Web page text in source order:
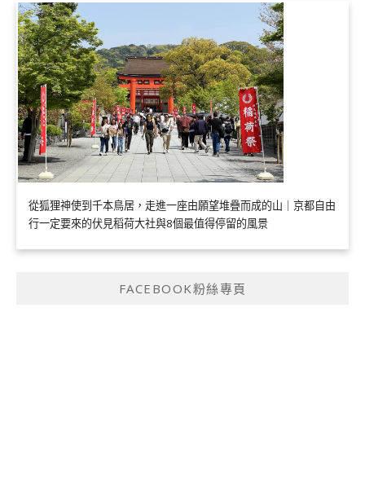
從狐狸神使到千本鳥居，走進一座由願望堆疊而成的山｜京都自由
行一定要來的伏見稻荷大社與8個最值得停留的風景
FACEBOOK粉絲專頁